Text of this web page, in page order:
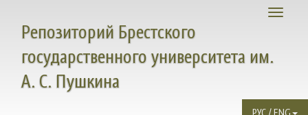
Toggle
Репозиторий Брестского
государственного университета им.
А. С. Пушкина
РУС / ENG